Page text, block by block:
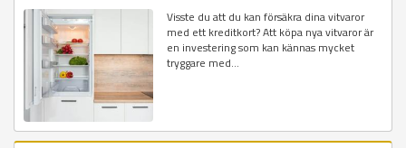
Visste du att du kan försäkra dina vitvaror
med ett kreditkort? Att köpa nya vitvaror är
en investering som kan kännas mycket
tryggare med...